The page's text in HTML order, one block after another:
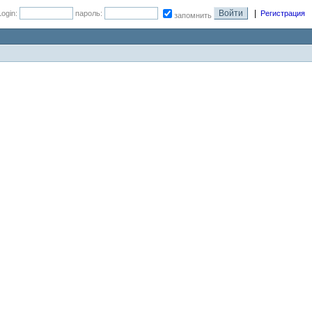
пароль: запомнить Регистрация